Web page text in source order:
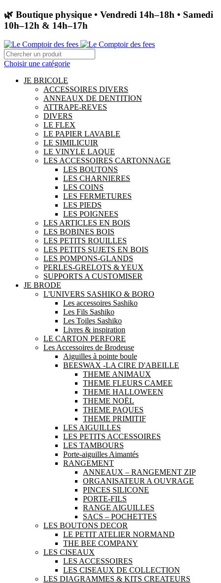
🌿 Boutique physique • Vendredi 14h–18h • Samedi
10h–12h & 14h–17h
Choisir une catégorie
JE BRICOLE
ACCESSOIRES DIVERS
ANNEAUX DE DENTITION
ATTRAPE-REVES
DIVERS
LE FLEX
LE PAPIER LAVABLE
LE SIMILICUIR
LE VINYLE LAQUE
LES ACCESSOIRES CARTONNAGE
LES BOUTONS
LES CHARNIERES
LES COINS
LES FERMETURES
LES PIEDS
LES POIGNEES
LES ARTICLES EN BOIS
LES BOBINES BOIS
LES PETITS ROUILLES
LES PETITS SUJETS EN BOIS
LES POMPONS-GLANDS
PERLES-GRELOTS & YEUX
SUPPORTS A CUSTOMISER
JE BRODE
L'UNIVERS SASHIKO & BORO
Les accessoires Sashiko
Les Fils Sashiko
Les Toiles Sashiko
Livres & inspiration
LE CARTON PERFORE
Les Accessoires de Brodeuse
Aiguilles à pointe boule
BEESWAX -LA CIRE D'ABEILLE
THEME ANIMAUX
THEME FLEURS CAMEE
THEME HALLOWEEN
THEME NOËL
THEME PAQUES
THEME PRIMITIF
LES AIGUILLES
LES PETITS ACCESSOIRES
LES TAMBOURS
Porte-aiguilles Aimantés
RANGEMENT
ANNEAUX – RANGEMENT ZIP
ORGANISATEUR A OUVRAGE
PINCES SILICONE
PORTE-FILS
RANGE AIGUILLES
SACS – POCHETTES
LES BOUTONS DECOR
LE PETIT ATELIER NORMAND
THE BEE COMPANY
LES CISEAUX
LES ACCESSOIRES
LES CISEAUX DE COLLECTION
LES DIAGRAMMES & KITS CREATEURS